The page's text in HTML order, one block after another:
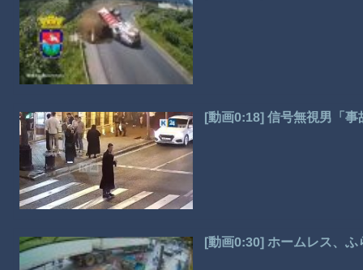
[動画0:18] 信号無視男「
[動画0:30] ホームレス、